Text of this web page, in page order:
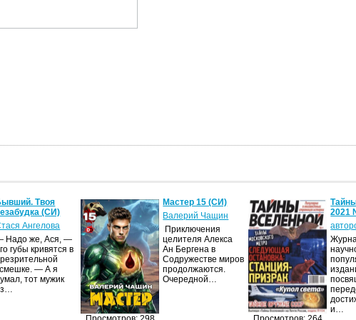
15 (СИ)
Чащин
Алекса
Бергена в
миров
Тайны вселенной
2021 №04
авторов Коллектив
Журнал является
научно-
популярным
изданием,
посвященным